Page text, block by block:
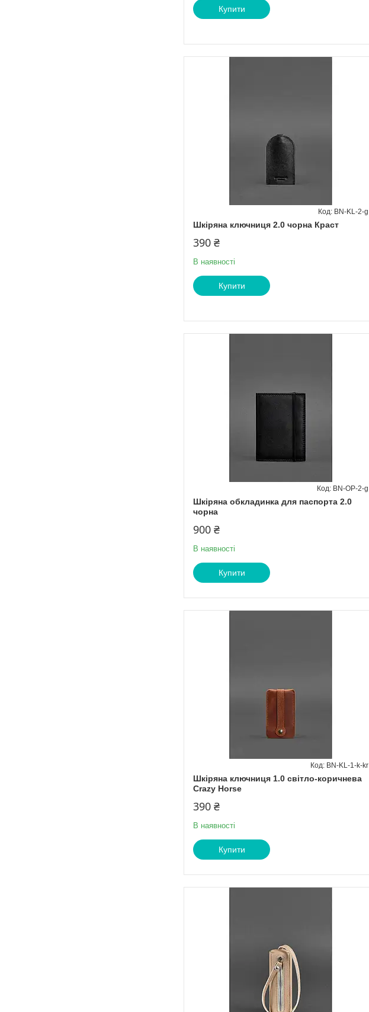
Купити
Шкіряна ключниця 2.0 чорна Краст
BN-KL-2-g
390 ₴
В наявності
Купити
Шкіряна обкладинка для паспорта 2.0
чорна
BN-OP-2-g
900 ₴
В наявності
Купити
Шкіряна ключниця 1.0 світло-коричнева
Crazy Horse
BN-KL-1-k-kr
390 ₴
В наявності
Купити